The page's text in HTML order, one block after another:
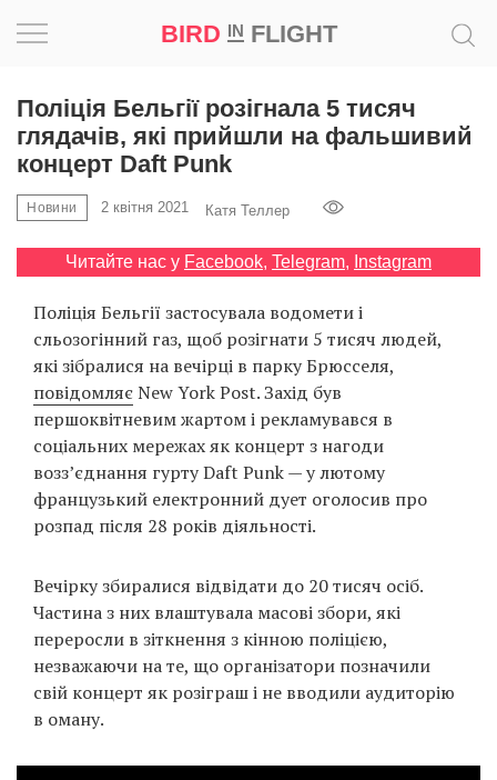
BIRD INFLIGHT
EN
RU
Поліція Бельгії розігнала 5 тисяч
глядачів, які прийшли на фальшивий
концерт Daft Punk
Новини 2 квітня 2021 Катя Теллер
Читайте нас у Facebook, Telegram, Instagram
Поліція Бельгії застосувала водомети і
сльозогінний газ, щоб розігнати 5 тисяч людей,
які зібралися на вечірці в парку Брюсселя,
повідомляєNew York Post. Захід був
першоквітневим жартом і рекламувався в
соціальних мережах як концерт з нагоди
возз’єднання гурту Daft Punk — у лютому
французький електронний дует оголосив про
розпад після 28 років діяльності.
Вечірку збиралися відвідати до 20 тисяч осіб.
Частина з них влаштувала масові збори, які
переросли в зіткнення з кінною поліцією,
незважаючи на те, що організатори позначили
свій концерт як розіграш і не вводили аудиторію
в оману.